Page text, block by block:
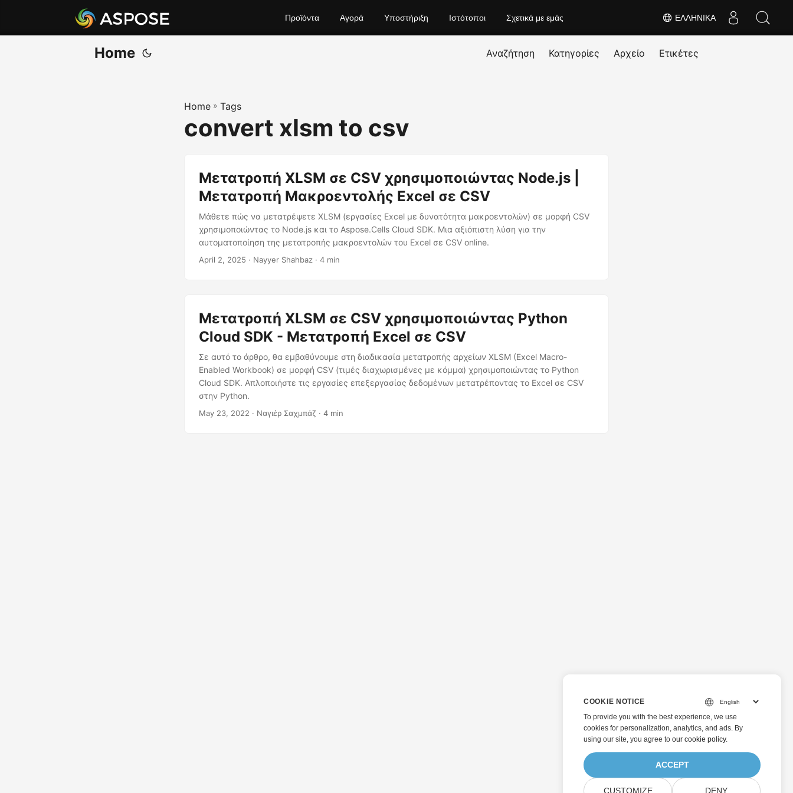
ΕΛΛΗΝΙΚΆ
Προϊόντα Αγορά Υποστήριξη Ιστότοποι Σχετικά με εμάς
Home Αναζήτηση Κατηγορίες Αρχείο Ετικέτες
Home » Tags
convert xlsm to csv
Μετατροπή XLSM σε CSV χρησιμοποιώντας Node.js |
Μετατροπή Μακροεντολής Excel σε CSV
Μάθετε πώς να μετατρέψετε XLSM (εργασίες Excel με δυνατότητα μακροεντολών) σε μορφή CSV
χρησιμοποιώντας το Node.js και το Aspose.Cells Cloud SDK. Μια αξιόπιστη λύση για την
αυτοματοποίηση της μετατροπής μακροεντολών του Excel σε CSV online.
April 2, 2025 · Nayyer Shahbaz · 4 min
Μετατροπή XLSM σε CSV χρησιμοποιώντας Python
Cloud SDK - Μετατροπή Excel σε CSV
Σε αυτό το άρθρο, θα εμβαθύνουμε στη διαδικασία μετατροπής αρχείων XLSM (Excel Macro-
Enabled Workbook) σε μορφή CSV (τιμές διαχωρισμένες με κόμμα) χρησιμοποιώντας το Python
Cloud SDK. Απλοποιήστε τις εργασίες επεξεργασίας δεδομένων μετατρέποντας το Excel σε CSV
στην Python.
May 23, 2022 · Ναγιέρ Σαχμπάζ · 4 min
COOKIE NOTICE
To provide you with the best experience, we use
cookies for personalization, analytics, and ads. By
using our site, you agree to our cookie policy.
ACCEPT
CUSTOMIZE DENY